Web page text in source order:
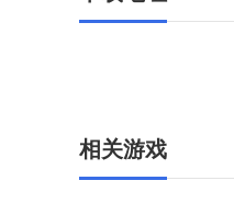
相关游戏